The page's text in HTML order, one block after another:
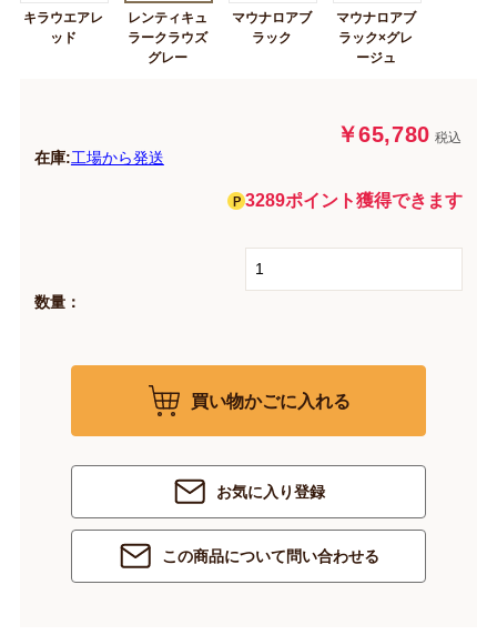
￥65,780 税込
在庫:工場から発送
3289ポイント獲得できます
数量：
買い物かごに入れる
お気に入り登録
この商品について問い合わせる
キラウエアレ
ッド
レンティキュ
ラークラウズ
グレー
マウナロアブ
ラック
マウナロアブ
ラック×グレ
ージュ